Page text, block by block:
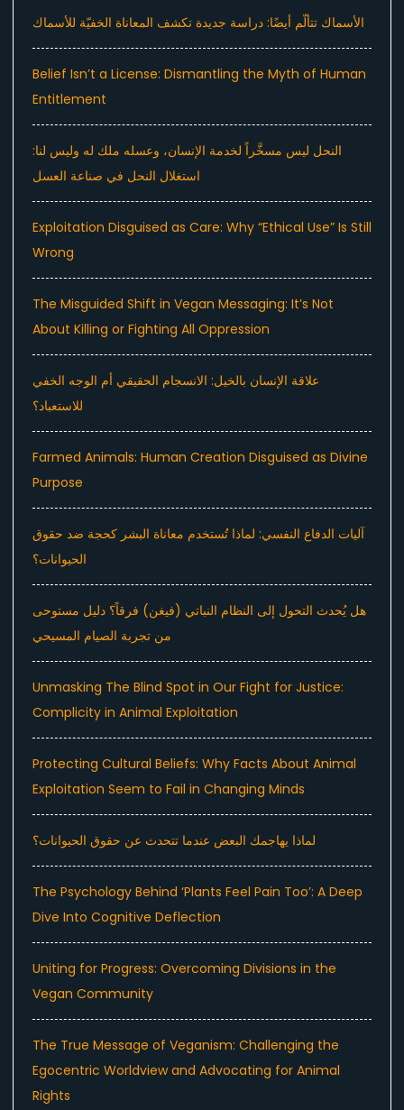
الأسماك تتألّم أيضًا: دراسة جديدة تكشف المعاناة الخفيّة للأسماك
Belief Isn’t a License: Dismantling the Myth of Human
Entitlement
النحل ليس مسخَّراً لخدمة الإنسان، وعسله ملك له وليس لنا:
استغلال النحل في صناعة العسل
Exploitation Disguised as Care: Why “Ethical Use” Is Still
Wrong
The Misguided Shift in Vegan Messaging: It’s Not
About Killing or Fighting All Oppression
علاقة الإنسان بالخيل: الانسجام الحقيقي أم الوجه الخفي
للاستعباد؟
Farmed Animals: Human Creation Disguised as Divine
Purpose
آليات الدفاع النفسي: لماذا تُستخدم معاناة البشر كحجة ضد حقوق
الحيوانات؟
هل يُحدث التحول إلى النظام النباتي (فيغن) فرقاً؟ دليل مستوحى
من تجربة الصيام المسيحي
Unmasking The Blind Spot in Our Fight for Justice:
Complicity in Animal Exploitation
Protecting Cultural Beliefs: Why Facts About Animal
Exploitation Seem to Fail in Changing Minds
لماذا يهاجمك البعض عندما تتحدث عن حقوق الحيوانات؟
The Psychology Behind ‘Plants Feel Pain Too’: A Deep
Dive Into Cognitive Deflection
Uniting for Progress: Overcoming Divisions in the
Vegan Community
The True Message of Veganism: Challenging the
Egocentric Worldview and Advocating for Animal
Rights